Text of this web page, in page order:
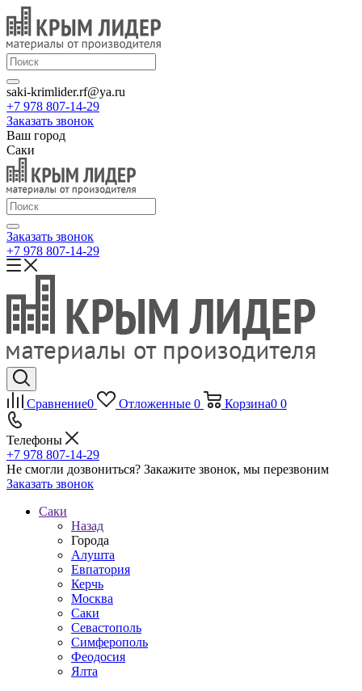
saki-krimlider.rf@ya.ru
+7 978 807-14-29
Заказать звонок
Ваш город
Саки
Заказать звонок
+7 978 807-14-29
Сравнение0 Отложенные 0 Корзина0 0
Телефоны
+7 978 807-14-29
Не смогли дозвониться? Закажите звонок, мы перезвоним
Заказать звонок
Саки
Назад
Города
Алушта
Евпатория
Керчь
Москва
Саки
Севастополь
Симферополь
Феодосия
Ялта